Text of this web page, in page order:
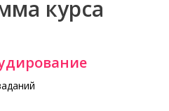
курса